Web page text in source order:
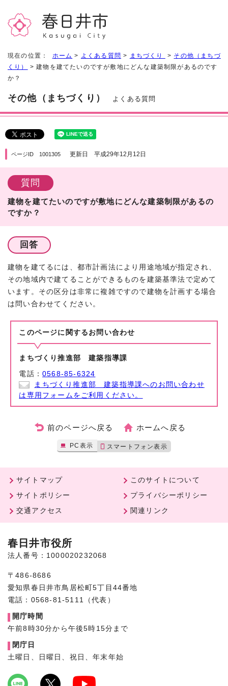
現在の位置： ホーム > よくある質問 > まちづくり > その他（まちづ
くり）
> 建物を建てたいのですが敷地にどんな建築制限があるのです
か？
その他（まちづくり） よくある質問
ページID 1001305 更新日 平成29年12月12日
質問
建物を建てたいのですが敷地にどんな建築制限があるの
ですか？
回答
建物を建てるには、都市計画法により用途地域が指定され、
その地域内で建てることができるものを建築基準法で定めて
います。その区分は非常に複雑ですので建物を計画する場合
は問い合わせてください。
このページに関する お問い合わせ
まちづくり推進部 建築指導課
電話：0568-85-6324
まちづくり推進部 建築指導課へのお問い合わせ
は専用フォームをご利用ください。
前のページへ戻る ホームへ戻る
PC表示 スマートフォン表示
サイトマップ
このサイトについて
サイトポリシー
プライバシーポリシー
交通アクセス
関連リンク
春日井市役所
法人番号：1000020232068
〒486-8686
愛知県春日井市鳥居松町5丁目44番地
電話：0568-81-5111（代表）
開庁時間
午前8時30分から午後5時15分まで
閉庁日
土曜日、日曜日、祝日、年末年始